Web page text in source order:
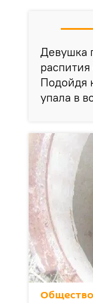
Девушка
Подойдя
упала в
Общество